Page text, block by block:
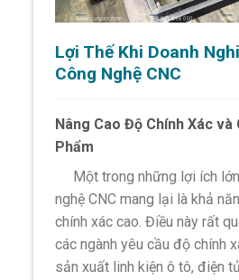
Lợi Thế Khi Doanh
Công Nghệ CNC
Nâng Cao Độ Chính Xác và
Phẩm
Một trong những lợi ích
nghệ CNC mang lại là khả
chính xác cao. Điều này rất
các ngành yêu cầu độ chính
sản xuất linh kiện ô tô, điện